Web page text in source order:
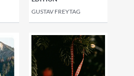
GUSTAV FREYTAG